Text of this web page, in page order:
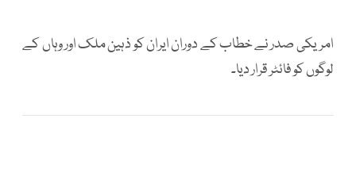
امریکی صدر نے خطاب کے دوران ایران کو ذہین ملک اور وہاں کے
لوگوں کو فائٹر قرار دیا۔